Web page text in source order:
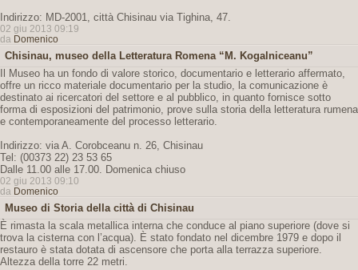
Indirizzo: MD-2001, città Chisinau via Tighina, 47.
02 giu 2013 09:19
da Domenico
Chisinau, museo della Letteratura Romena “M. Kogalniceanu”
Il Museo ha un fondo di valore storico, documentario e letterario affermato,
offre un ricco materiale documentario per la studio, la comunicazione è
destinato ai ricercatori del settore e al pubblico, in quanto fornisce sotto
forma di esposizioni del patrimonio, prove sulla storia della letteratura rumena
e contemporaneamente del processo letterario.
Indirizzo: via A. Corobceanu n. 26, Chisinau
Tel: (00373 22) 23 53 65
Dalle 11.00 alle 17.00. Domenica chiuso
02 giu 2013 09:10
da Domenico
Museo di Storia della città di Chisinau
È rimasta la scala metallica interna che conduce al piano superiore (dove si
trova la cisterna con l’acqua). È stato fondato nel dicembre 1979 e dopo il
restauro è stata dotata di ascensore che porta alla terrazza superiore.
Altezza della torre 22 metri.